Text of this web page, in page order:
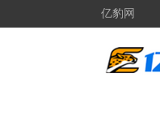
亿豹网